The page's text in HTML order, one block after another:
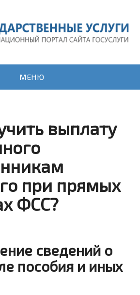
МЕНЮ
выплату
при прямых
ФСС?
сведений о
пособия и иных